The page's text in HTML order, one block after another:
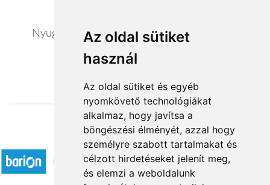
Az oldal sütiket
használ
Az oldal sütiket és egyéb
nyomkövető technológiákat
alkalmaz, hogy javítsa a
böngészési élményét, azzal hogy
személyre szabott tartalmakat és
célzott hirdetéseket jelenít meg,
és elemzi a weboldalunk
Nyugalom szigete - exkluzív ajándék csomag
20 440 Ft-tól
Elfogadott fizetési módok